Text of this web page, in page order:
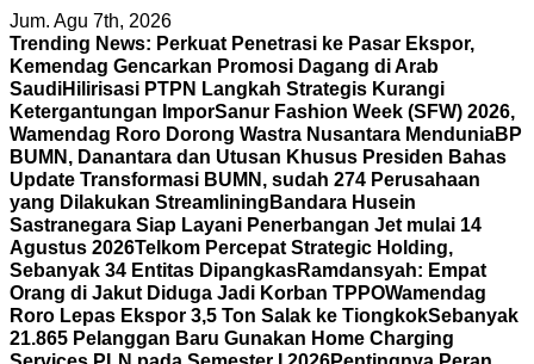
Skip
to
content
Jum. Agu 7th, 2026
Trending News: Perkuat Penetrasi ke Pasar Ekspor,
Kemendag Gencarkan Promosi Dagang di Arab
SaudiHilirisasi PTPN Langkah Strategis Kurangi
Ketergantungan ImporSanur Fashion Week (SFW) 2026,
Wamendag Roro Dorong Wastra Nusantara MenduniaBP
BUMN, Danantara dan Utusan Khusus Presiden Bahas
Update Transformasi BUMN, sudah 274 Perusahaan
yang Dilakukan Streamlining Bandara Husein
Sastranegara Siap Layani Penerbangan Jet mulai 14
Agustus 2026Telkom Percepat Strategic Holding,
Sebanyak 34 Entitas DipangkasRamdansyah: Empat
Orang di Jakut Diduga Jadi Korban TPPOWamendag
Roro Lepas Ekspor 3,5 Ton Salak ke TiongkokSebanyak
21.865 Pelanggan Baru Gunakan Home Charging